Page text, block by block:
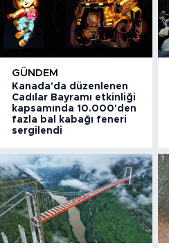
GÜNDEM
Kanada'da düzenlenen
Cadılar Bayramı etkinliği
kapsamında 10.000'den
fazla bal kabağı feneri
sergilendi